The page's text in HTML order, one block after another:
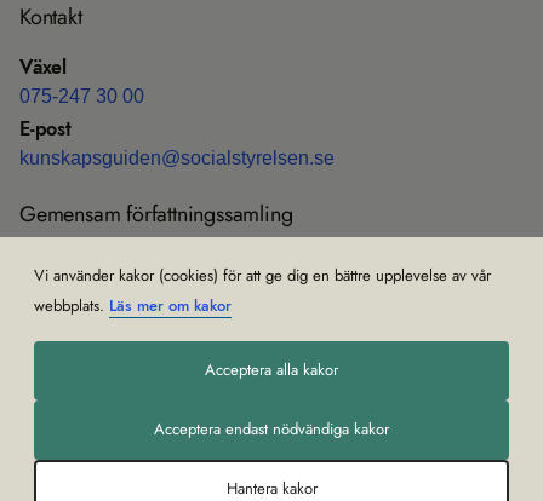
Vi använder kakor (cookies) för att ge dig en bättre upplevelse av vår
webbplats. Läs mer om kakor
Acceptera alla kakor
Acceptera endast nödvändiga kakor
Hantera kakor
Kon­takt
Växel
075-247 30 00
E-post
kun­skaps­gui­den@soci­al­sty­rel­sen.se
Gemen­sam för­fatt­nings­sam­ling
Före­skrif­ter och all­männa råd (HSLF-FS)
Om gemen­sam för­fatt­nings­sam­ling